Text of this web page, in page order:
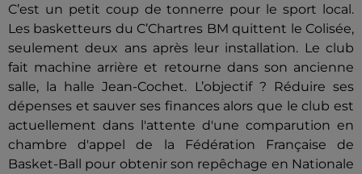
C’est un petit coup de tonnerre pour le sport local.
Les basketteurs du C’Chartres BM quittent le Colisée,
seulement deux ans après leur installation. Le club
fait machine arrière et retourne dans son ancienne
salle, la halle Jean-Cochet. L’objectif ? Réduire ses
dépenses et sauver ses finances alors que le club est
actuellement dans l'attente d'une comparution en
chambre d'appel de la Fédération Française de
Basket-Ball pour obtenir son repêchage en Nationale